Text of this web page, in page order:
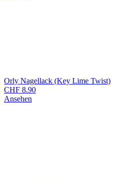
Orly Nagellack (Key Lime Twist)
CHF 8.90
Ansehen